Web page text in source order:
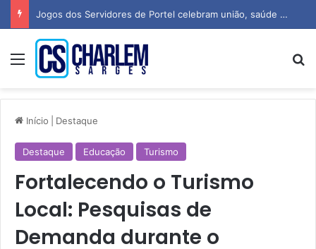
Jogos dos Servidores de Portel celebram união, saúde e espírito esportivo
Menu
Início Destaque
Destaque Educação Turismo
Fortalecendo o Turismo
Local: Pesquisas de
Demanda durante o